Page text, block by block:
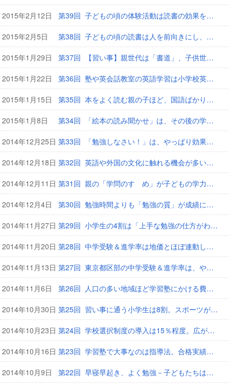
2015年2月12日 第39回 子どもの頃の体験活動は読書の効果を飛躍的に高める
2015年2月5日 第38回 子どもの頃の読書は人を前向きにし、社会性を高める
2015年1月29日 第37回 【習い事】親世代は「書道」、子供世代は「学習塾」が1位
2015年1月22日 第36回 塾や英会話教室の英語学習は小学校英語より「役立ち感」が強い
2015年1月15日 第35回 本をよく読む親の子ほど、国語ばかりか算数の点数も高い！
2015年1月8日 第34回 「絵本の読み聞かせ」は、その後の学力に大きく影響！
2014年12月25日 第33回 「勉強しなさい！」は、やっぱり効果がなかった
2014年12月18日 第32回 英語や外国の文化に触れる機会が多いほど好成績
2014年12月11日 第31回 親の「学問のすゝめ」が子どもの学力を左右する？
2014年12月4日 第30回 勉強時間よりも「勉強の質」が成績に影響する
2014年11月27日 第29回 小学生の4割は「上手な勉強の仕方がわからない」
2014年11月20日 第28回 中学受験＆進学率は地価とほぼ連動している
2014年11月13日 第27回 東京都区部の中学受験＆進学率は、やっぱり高かった
2014年11月6日 第26回 人口の多い地域ほど学習塾にかける費用は増加
2014年10月30日 第25回 習い事に通う小学生は8割。スポーツがダントツ1位
2014年10月23日 第24回 学校選択制度の導入は15％程度。広がらない理由とは？
2014年10月16日 第23回 学習塾で大事なのは指導法。合格実績を重視する保護者は3割
2014年10月9日 第22回 早寝早起き、よく勉強－子どもたちはまじめになってる？